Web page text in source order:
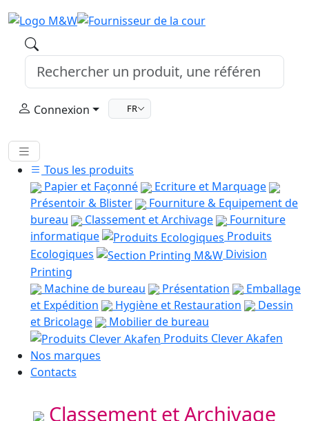
Connexion FR
Tous les produits
Papier et Façonné
Ecriture et Marquage
Présentoir & Blister
Fourniture & Equipement de
bureau
Classement et Archivage
Fourniture
informatique
Produits
Ecologiques
Division
Printing
Machine de bureau
Présentation
Emballage
et Expédition
Hygiène et Restauration
Dessin
et Bricolage
Mobilier de bureau
Produits Clever Akafen
Nos marques
Contacts
Classement et Archivage